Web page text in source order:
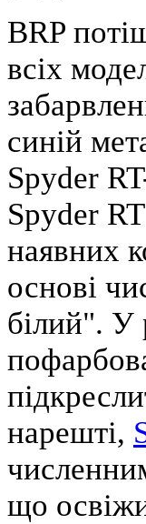
BRP
всіх
синій
Spyder
Spyder
наявних
основі
білий". У
нарешті,
що